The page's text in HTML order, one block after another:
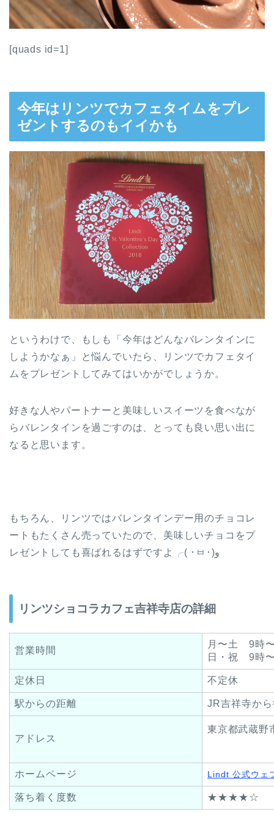
[quads id=1]
今年はリンツでカフェタイムをプレ
ゼントするのもイイかも
というわけで、もしも「今年はどんなバレンタインに
しようかなぁ」と悩んでいたら、リンツでカフェタイ
ムをプレゼントしてみてはいかがでしょうか。
好きな人やパートナーと美味しいスイーツを食べなが
らバレンタインを過ごすのは、とっても良い思い出に
なると思います。
もちろん、リンツではバレンタインデー用のチョコレ
ートもたくさん売っていたので、美味しいチョコをプ
レゼントしても喜ばれるはずですよ╭( ･ㅂ･)و
リンツショコラカフェ吉祥寺店の詳細
営業時間
月〜土 9時
日・祝 9時
定休日 不定休
駅からの距離 JR吉祥寺か
アドレス
東京都武蔵野
ホームページ Lindt 公式ウェ
落ち着く度数 ★★★★☆